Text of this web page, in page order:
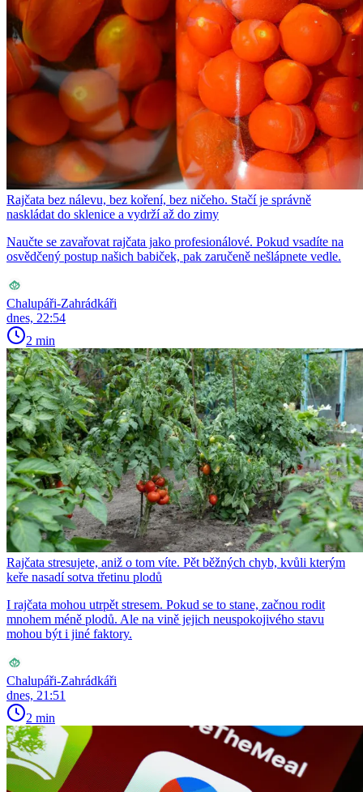
Rajčata bez nálevu, bez koření, bez ničeho. Stačí je správně
naskládat do sklenice a vydrží až do zimy
Naučte se zavařovat rajčata jako profesionálové. Pokud vsadíte na
osvědčený postup našich babiček, pak zaručeně nešlápnete vedle.
Chalupáři-Zahrádkáři
dnes, 22:54
2 min
Rajčata stresujete, aniž o tom víte. Pět běžných chyb, kvůli kterým
keře nasadí sotva třetinu plodů
I rajčata mohou utrpět stresem. Pokud se to stane, začnou rodit
mnohem méně plodů. Ale na vině jejich neuspokojivého stavu
mohou být i jiné faktory.
Chalupáři-Zahrádkáři
dnes, 21:51
2 min